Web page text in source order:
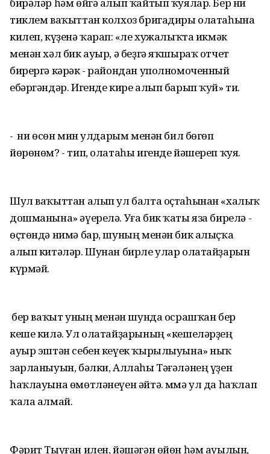
тиклем ваҡыттан колхоз бригадиры олатаһына
килеп, күҙенә ҡарап: «Әле хужалыҡта икмәк
менән хәл бик ауыр, ә беҙгә яҡшыраҡ отчет
бирергә кәрәк - райондан уполномоченный
ебәргәндәр. Игенде кире алып барып ҡуй» ти.
- Ә ни өсөн мин улдарым менән бил бөгөп
йөрөнөм? - тип, олатаһы игенде йәшереп ҡуя.
Шул ваҡыттан алып ул балта оҫтаһынан «халыҡ
дошманына» әүерелә. Уға бик ҡаты яза бирелә -
өҫтөндә нимә бар, шуның менән бик алыҫҡа
алып китәләр. Шунан бирле улар олатайҙарын
күрмәй.
Ә бер ваҡыт уның менән шунда осрашҡан бер
кеше килә. Ул олатайҙарының «кешеләрҙең
ауыр эштән себен кеүек ҡырылыуына» ныҡ
зарланыуын, бәлки, Аллаһы Тәғәләнең үҙен
һаҡлауына өмөтләнеүен әйтә. Әммә ул да һаҡлап
ҡала алмай.
Фәрит Тыуған илен, йәшәгән өйөн һәм ауылын,